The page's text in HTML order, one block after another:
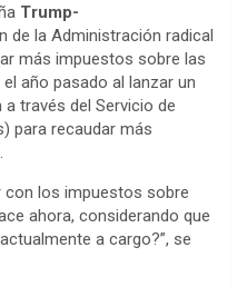
Trump-
de la Administración radical
más impuestos sobre las
año pasado al lanzar un
través del Servicio de
para recaudar más
con los impuestos sobre
ahora, considerando que
a cargo?”, se